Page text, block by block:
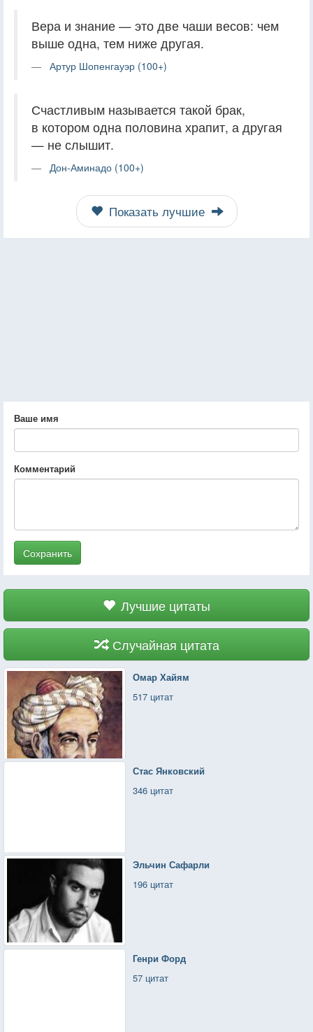
Вера и знание — это две чаши весов: чем
выше одна, тем ниже другая.
Артур Шопенгауэр (100+)
Счастливым называется такой брак,
в котором одна половина храпит, а другая
— не слышит.
Дон-Аминадо (100+)
Показать лучшие
Ваше имя
Комментарий
Сохранить
Лучшие цитаты
Случайная цитата
Омар Хайям
517 цитат
Стас Янковский
346 цитат
Эльчин Сафарли
196 цитат
Генри Форд
57 цитат